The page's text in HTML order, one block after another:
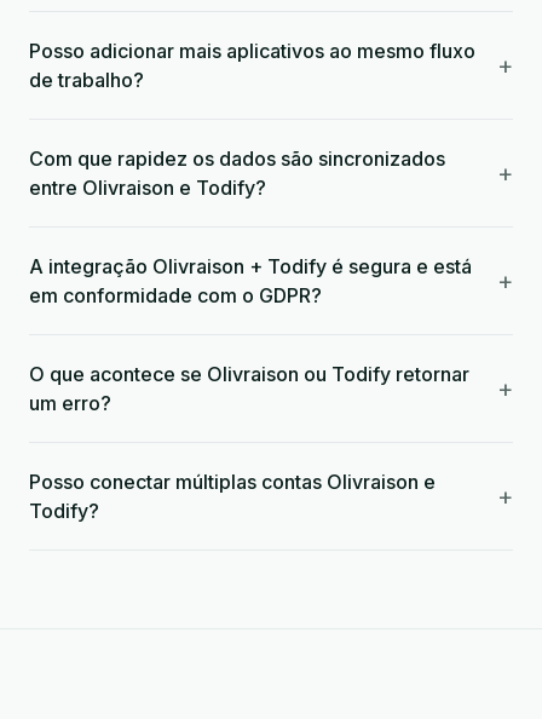
Posso adicionar mais aplicativos ao mesmo fluxo
de trabalho?
+
Com que rapidez os dados são sincronizados
entre Olivraison e Todify?
+
A integração Olivraison + Todify é segura e está
em conformidade com o GDPR?
+
O que acontece se Olivraison ou Todify retornar
um erro?
+
Posso conectar múltiplas contas Olivraison e
Todify?
+